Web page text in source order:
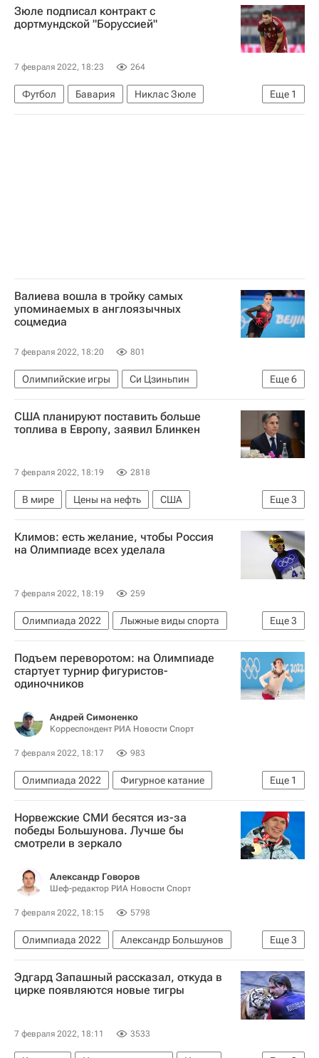
Здоровье - Общество
Россия
Омикрон-штамм коронавируса
Александр Беглов
Зюле подписал контракт с
дортмундской "Боруссией"
7 февраля 2022, 18:23 264
Еще 1
Футбол Бавария
Никлас Зюле
Боруссия (Дортмунд)
Валиева вошла в тройку самых
упоминаемых в англоязычных
соцмедиа
7 февраля 2022, 18:20 801
Еще6
Олимпийские игры
Си Цзиньпин
Камила Валиева
Пекин Китай
TikTok
Ямайка
Спорт
США планируют поставить больше
топлива в Европу, заявил Блинкен
7 февраля 2022, 18:19 2818
Еще3
В мире Цены на нефть
США
Государственный департамент США
Энтони Блинкен
Украина
Климов: есть желание, чтобы Россия
на Олимпиаде всех уделала
7 февраля 2022, 18:19 259
Еще3
Олимпиада 2022
Лыжные виды спорта
Евгений Климов (керлинг)
Прыжки на лыжах с трамплина
Сборная России по прыжкам на лыжах с трамплина
Подъем переворотом: на Олимпиаде
стартует турнир фигуристов-
одиночников
Андрей Симоненко
Корреспондент РИА Новости Спорт
7 февраля 2022, 18:17 983
Еще 1
Олимпиада 2022
Фигурное катание
Олимпийские игры
Норвежские СМИ бесятся из-за
победы Большунова. Лучше бы
смотрели в зеркало
Александр Говоров
Шеф-редактор РИА Новости Спорт
7 февраля 2022, 18:15 5798
Еще3
Олимпиада 2022
Александр Большунов
Юрий Бородавко
Допинг Лыжные гонки
Эдгард Запашный рассказал, откуда в
цирке появляются новые тигры
7 февраля 2022, 18:11 3533